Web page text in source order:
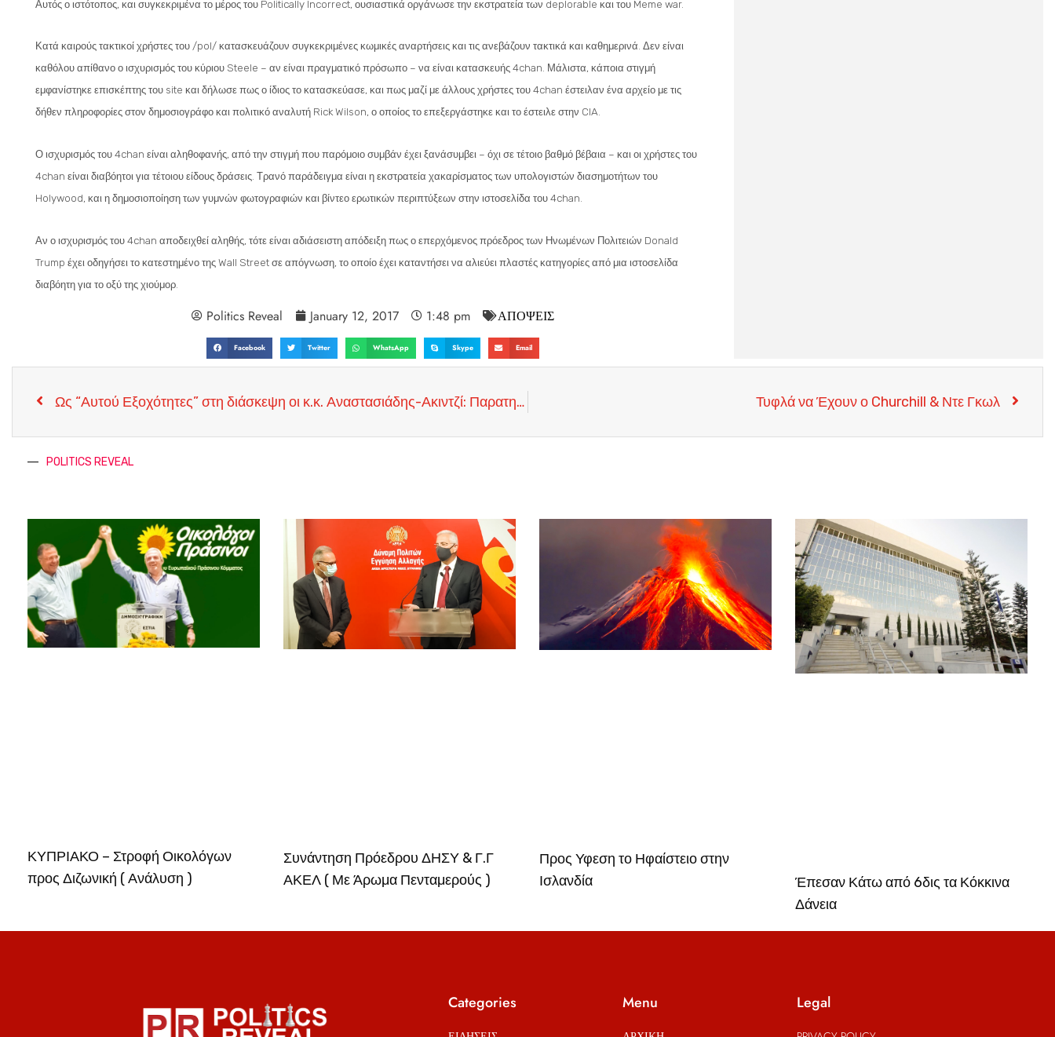
Αυτός ο ιστότοπος, και συγκεκριμένα το μέρος του Politically Incorrect, ουσιαστικά οργάνωσε την εκστρατεία των deplorable και του Meme war.
Κατά καιρούς τακτικοί χρήστες του /pol/ κατασκευάζουν συγκεκριμένες κωμικές αναρτήσεις και τις ανεβάζουν τακτικά και καθημερινά. Δεν είναι
καθόλου απίθανο ο ισχυρισμός του κύριου Steele – αν είναι πραγματικό πρόσωπο – να είναι κατασκευής 4chan. Μάλιστα, κάποια στιγμή
εμφανίστηκε επισκέπτης του site και δήλωσε πως ο ίδιος το κατασκεύασε, και πως μαζί με άλλους χρήστες του 4chan έστειλαν ένα αρχείο με τις
δήθεν πληροφορίες στον δημοσιογράφο και πολιτικό αναλυτή Rick Wilson, ο οποίος το επεξεργάστηκε και το έστειλε στην CIA.
Ο ισχυρισμός του 4chan είναι αληθοφανής, από την στιγμή που παρόμοιο συμβάν έχει ξανάσυμβει – όχι σε τέτοιο βαθμό βέβαια – και οι χρήστες του
4chan είναι διαβόητοι για τέτοιου είδους δράσεις. Τρανό παράδειγμα είναι η εκστρατεία χακαρίσματος των υπολογιστών διασημοτήτων του
Holywood, και η δημοσιοποίηση των γυμνών φωτογραφιών και βίντεο ερωτικών περιπτύξεων στην ιστοσελίδα του 4chan.
Αν ο ισχυρισμός του 4chan αποδειχθεί αληθής, τότε είναι αδιάσειστη απόδειξη πως ο επερχόμενος πρόεδρος των Ηνωμένων Πολιτειών Donald
Trump έχει οδηγήσει το κατεστημένο της Wall Street σε απόγνωση, το οποίο έχει καταντήσει να αλιεύει πλαστές κατηγορίες από μια ιστοσελίδα
διαβόητη για το οξύ της χιούμορ.
Politics Reveal January 12, 2017 1:48 pm ΑΠΟΨΕΙΣ
Facebook Twitter WhatsApp Skype Email
Ως “Αυτού Εξοχότητες” στη διάσκεψη οι κ.κ. Αναστασιάδης-Ακιντζί: Παρατηρητής η Ε.Ε Τυφλά να Έχουν ο Churchill & Ντε Γκωλ
POLITICS REVEAL
ΚΥΠΡΙΑΚΟ – Στροφή Οικολόγων
προς Διζωνική ( Ανάλυση )
Συνάντηση Πρόεδρου ΔΗΣΥ & Γ.Γ
ΑΚΕΛ ( Με Άρωμα Πενταμερούς )
Προς Υφεση το Ηφαίστειο στην
Ισλανδία
Έπεσαν Κάτω από 6δις τα Κόκκινα
Δάνεια
Categories Menu Legal